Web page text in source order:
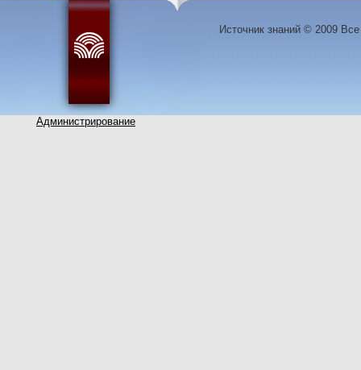
Администрирование
Источник знаний © 2009